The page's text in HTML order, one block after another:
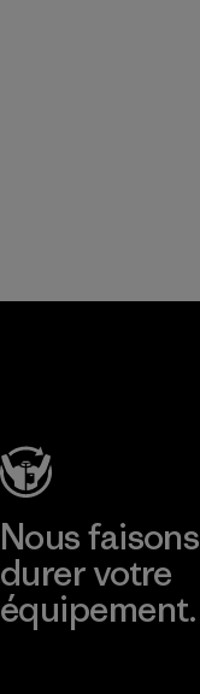
Nous faisons
durer votre
équipement.